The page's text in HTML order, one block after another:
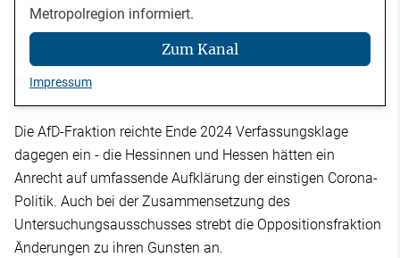
Metropolregion informiert.
Zum Kanal
Impressum
Die AfD-Fraktion reichte Ende 2024 Verfassungsklage
dagegen ein - die Hessinnen und Hessen hätten ein
Anrecht auf umfassende Aufklärung der einstigen Corona-
Politik. Auch bei der Zusammensetzung des
Untersuchungsausschusses strebt die Oppositionsfraktion
Änderungen zu ihren Gunsten an.